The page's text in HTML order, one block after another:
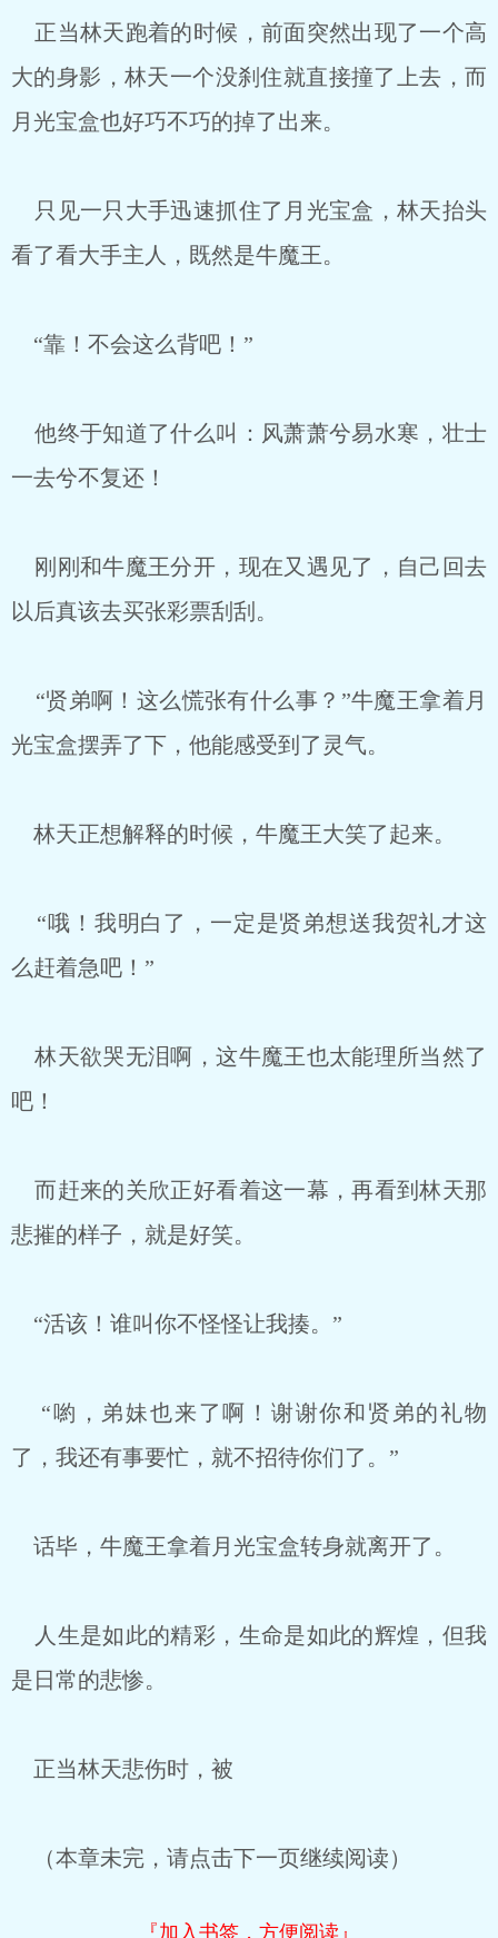
正当林天跑着的时候，前面突然出现了一个高
大的身影，林天一个没刹住就直接撞了上去，而
月光宝盒也好巧不巧的掉了出来。
只见一只大手迅速抓住了月光宝盒，林天抬头
看了看大手主人，既然是牛魔王。
“靠！不会这么背吧！”
他终于知道了什么叫：风萧萧兮易水寒，壮士
一去兮不复还！
刚刚和牛魔王分开，现在又遇见了，自己回去
以后真该去买张彩票刮刮。
“贤弟啊！这么慌张有什么事？”牛魔王拿着月
光宝盒摆弄了下，他能感受到了灵气。
林天正想解释的时候，牛魔王大笑了起来。
“哦！我明白了，一定是贤弟想送我贺礼才这
么赶着急吧！”
林天欲哭无泪啊，这牛魔王也太能理所当然了
吧！
而赶来的关欣正好看着这一幕，再看到林天那
悲摧的样子，就是好笑。
“活该！谁叫你不怪怪让我揍。”
“喲，弟妹也来了啊！谢谢你和贤弟的礼物
了，我还有事要忙，就不招待你们了。”
话毕，牛魔王拿着月光宝盒转身就离开了。
人生是如此的精彩，生命是如此的辉煌，但我
是日常的悲惨。
正当林天悲伤时，被
（本章未完，请点击下一页继续阅读）
『加入书签，方便阅读』